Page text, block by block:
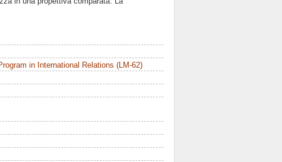
in International Relations (LM-62)